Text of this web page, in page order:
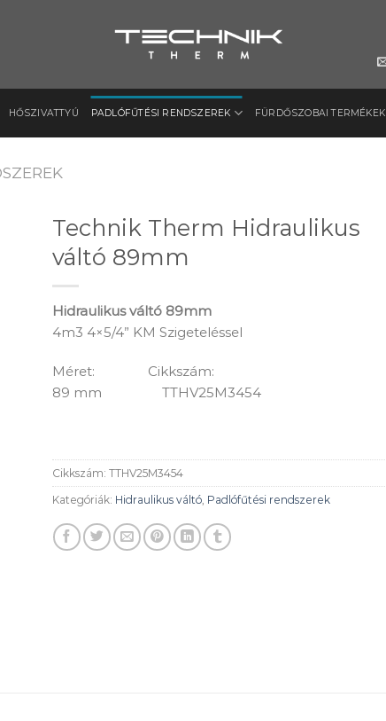
HŐSZIVATTYÚ PADLÓFŰTÉSI RENDSZEREK FÜRDŐSZOBAI TERMÉKEK
Technik Therm Hidraulikus
váltó 89mm
Hidraulikus váltó 89mm
4m3 4×5/4” KM Szigeteléssel
Méret: Cikkszám:
89 mm TTHV25M3454
Cikkszám: TTHV25M3454
Kategóriák: Hidraulikus váltó Padlófűtési rendszerek